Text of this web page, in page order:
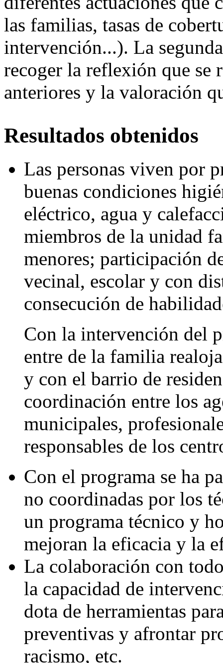
las familias, tasas de
intervención...). La
recoger la reflexión que se
anteriores y la valoración
Resultados obtenidos
Las personas viven por
buenas condiciones
eléctrico, agua y
miembros de la unidad
menores; participación
vecinal, escolar y con
consecución de
Con la intervención del
entre de la familia
y con el barrio de
coordinación entre los
municipales,
responsables de los
Con el programa se ha
no coordinadas por los
un programa técnico y
mejoran la eficacia y la
La colaboración con
la capacidad de
dota de herramientas
preventivas y afrontar
racismo, etc.